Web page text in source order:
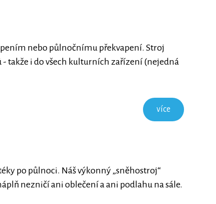
nebo půlnočnímu překvapení. Stroj
takže i do všech kulturních zařízení (nejedná
více
po půlnoci. Náš výkonný „sněhostroj“
nezničí ani oblečení a ani podlahu na sále.